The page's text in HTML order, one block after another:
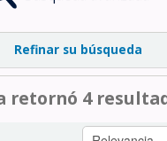
Refinar su búsqueda
retornó 4